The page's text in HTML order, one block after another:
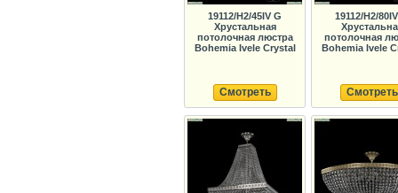
19112/H2/45IV G
Хрустальная
потолочная люстра
Bohemia Ivele Crystal
Смотреть
19112/H2/
потолочная
Bohemia Ivele
Смотреть